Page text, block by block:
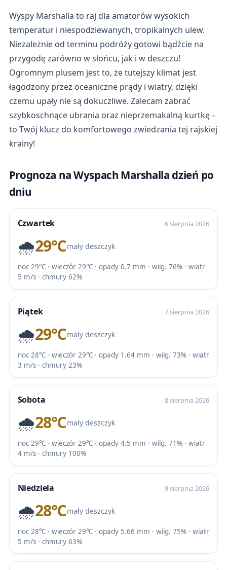
Wyspy Marshalla to raj dla amatorów wysokich
temperatur i niespodziewanych, tropikalnych ulew.
Niezależnie od terminu podróży gotowi bądźcie na
przygodę zarówno w słońcu, jak i w deszczu!
Ogromnym plusem jest to, że tutejszy klimat jest
łagodzony przez oceaniczne prądy i wiatry, dzięki
czemu upały nie są dokuczliwe. Zalecam zabrać
szybkoschnące ubrania oraz nieprzemakalną kurtkę –
to Twój klucz do komfortowego zwiedzania tej rajskiej
krainy!
Prognoza na Wyspach Marshalla dzień po
dniu
Czwartek 6 sierpnia 2026
🌧️29℃mały deszczyk
noc 29℃ · wieczór 29℃ · opady 0.7 mm · wilg. 76% · wiatr
5 m/s · chmury 62%
Piątek 7 sierpnia 2026
🌧️29℃mały deszczyk
noc 28℃ · wieczór 29℃ · opady 1.64 mm · wilg. 73% · wiatr
3 m/s · chmury 23%
Sobota 8 sierpnia 2026
🌧️28℃mały deszczyk
noc 29℃ · wieczór 29℃ · opady 4.5 mm · wilg. 71% · wiatr
4 m/s · chmury 100%
Niedziela 9 sierpnia 2026
🌧️28℃mały deszczyk
noc 28℃ · wieczór 29℃ · opady 5.66 mm · wilg. 75% · wiatr
5 m/s · chmury 63%